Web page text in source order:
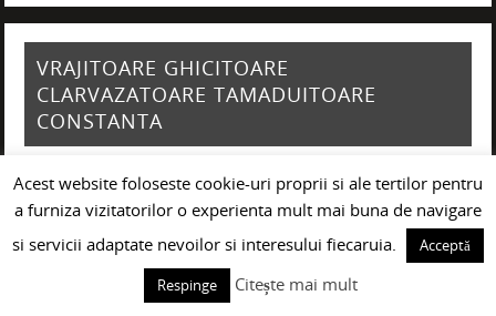
VRAJITOARE GHICITOARE
CLARVAZATOARE TAMADUITOARE
CONSTANTA
Acest website foloseste cookie-uri proprii si ale tertilor pentru
a furniza vizitatorilor o experienta mult mai buna de navigare
si servicii adaptate nevoilor si interesului fiecaruia.
Acceptă
Respinge
Citește mai mult